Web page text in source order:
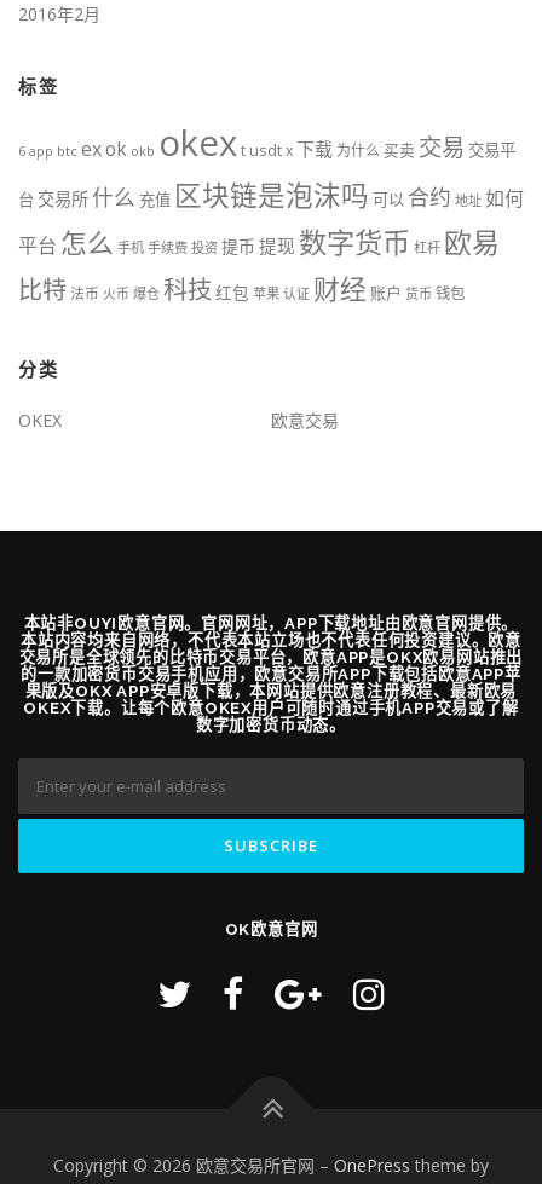
2016年2月
标签
6 app btc exok okb okext usdtx下载 为什么 买卖 交易 交易平
台 交易所 什么 充值 区块链是泡沫吗 可以 合约 地址 如何
平台 怎么 手机 手续费 投资 提币 提现 数字货币 杠杆 欧易
比特法币 火币 爆仓 科技 红包 苹果 认证 财经 账户 货币 钱包
分类
OKEX 欧意交易
本站非OUYI欧意官网。官网网址，APP下载地址由欧意官网提供。
本站内容均来自网络，不代表本站立场也不代表任何投资建议。欧意
交易所是全球领先的比特币交易平台，欧意APP是OKX欧易网站推出
的一款加密货币交易手机应用，欧意交易所APP下载包括欧意APP苹
果版及OKX APP安卓版下载，本网站提供欧意注册教程、最新欧易
OKEX下载。让每个欧意OKEX用户可随时通过手机APP交易或了解
数字加密货币动态。
OK欧意官网
Copyright © 2026 欧意交易所官网 – OnePress theme by